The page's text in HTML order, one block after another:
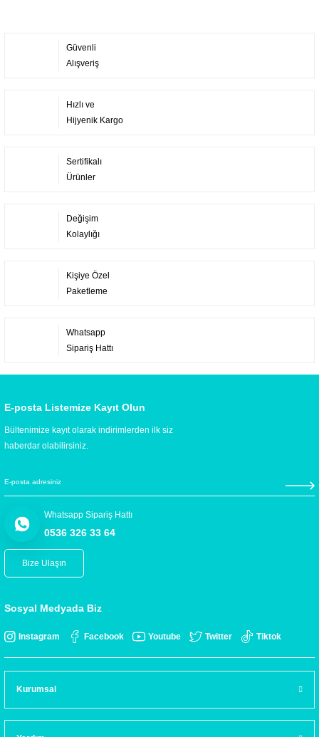
Güvenli
Alışveriş
Hızlı ve
Hijyenik Kargo
Sertifikalı
Ürünler
Değişim
Kolaylığı
Kişiye Özel
Paketleme
Whatsapp
Sipariş Hattı
E-posta Listemize Kayıt Olun
Bültenimize kayıt olarak indirimlerden ilk siz
haberdar olabilirsiniz.
Whatsapp Sipariş Hattı
0536 326 33 64
Bize Ulaşın
Sosyal Medyada Biz
Instagram Facebook Youtube Twitter Tiktok
Kurumsal